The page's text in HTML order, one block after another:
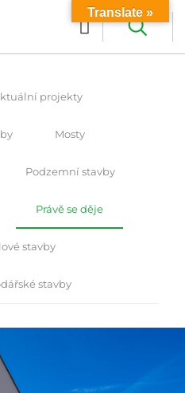
projekty
Mosty
Podzemní stavby
Právě se děje
stavby
stavby
Translate »